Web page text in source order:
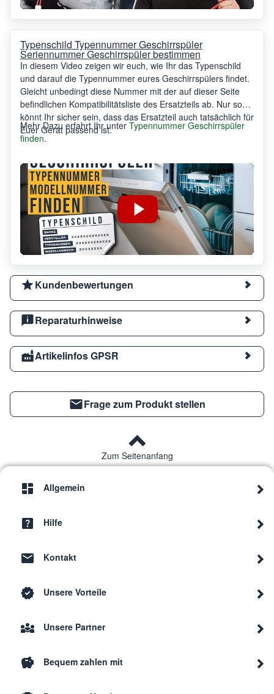
Typenschild Typennummer Geschirrspüler
Seriennummer Geschirrspüler bestimmen
In diesem Video zeigen wir euch, wie Ihr das Typenschild
und darauf die Typennummer eures Geschirrspülers findet.
Gleicht unbedingt diese Nummer mit der auf dieser Seite
befindlichen Kompatibilitätsliste des Ersatzteils ab. Nur so
könnt Ihr sicher sein, dass das Ersatzteil auch tatsächlich für
Euer Gerät passend ist.
Mehr Dazu erfahrt Ihr unter Typennummer Geschirrspüler
finden.
Kundenbewertungen
Reparaturhinweise
Artikelinfos GPSR
Frage zum Produkt stellen
Zum Seitenanfang
Allgemein
Hilfe
Kontakt
Unsere Vorteile
Unsere Partner
Bequem zahlen mit